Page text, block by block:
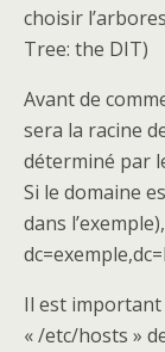
choisir
Tree: the DIT)
Avant de
sera la racine
déterminé par
Si le domaine
dans
Il est
« /etc/hosts »